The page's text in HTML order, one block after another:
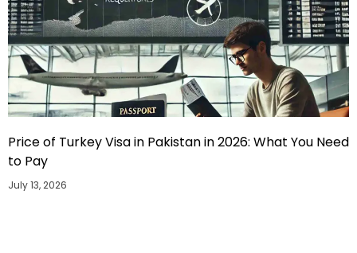
Price of Turkey Visa in Pakistan in 2026: What You Need
to Pay
July 13, 2026